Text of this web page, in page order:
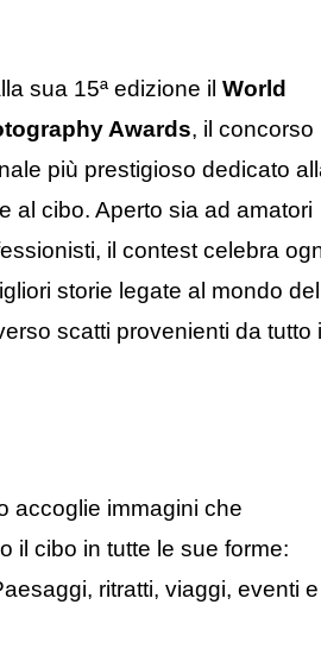
sua 15ª edizione il World
Awards, il concorso
più prestigioso dedicato
al cibo. Aperto sia ad amatori
il contest celebra
storie legate al mondo del
scatti provenienti da tutto
accoglie immagini che
il cibo in tutte le sue forme:
ritratti, viaggi, eventi e